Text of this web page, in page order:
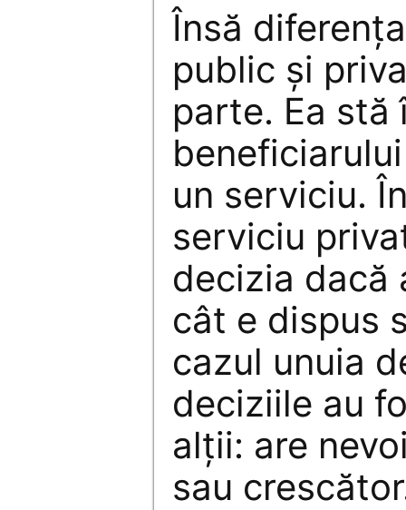
Însă
public şi
parte. Ea
un serviciu.
serviciu
decizia dacă
cât e dispus
cazul unuia
deciziile au
alţii: are
sau